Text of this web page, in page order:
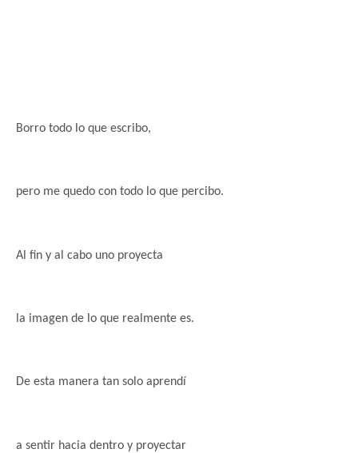
Borro todo lo que escribo,
pero me quedo con todo lo que percibo.
Al fin y al cabo uno proyecta
la imagen de lo que realmente es.
De esta manera tan solo aprendí
a sentir hacia dentro y proyectar